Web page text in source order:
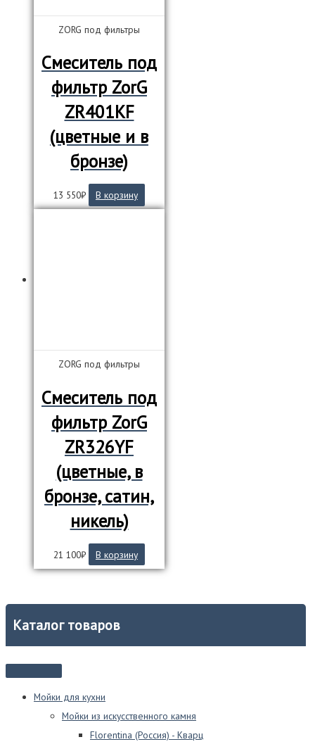
Каталог товаров
Мойки для кухни
Мойки из искусственного камня
Florentina (Россия) - Кварц
ZORG под фильтры
Смеситель под
фильтр ZorG
ZR401KF
(цветные и в
бронзе)
13 550₽ В корзину
ZORG под фильтры
Смеситель под
фильтр ZorG
ZR326YF
(цветные, в
бронзе, сатин,
никель)
21 100₽ В корзину